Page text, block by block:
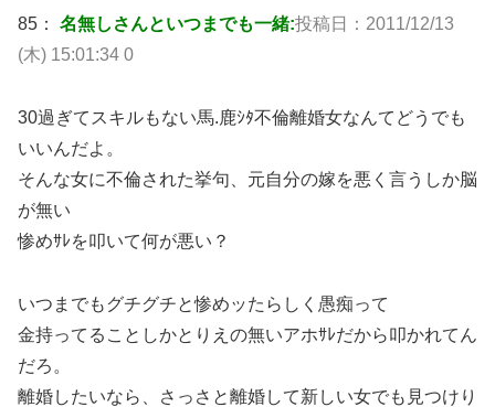
85： 名無しさんといつまでも一緒:投稿日：2011/12/13
(木) 15:01:34 0
30過ぎてスキルもない馬.鹿ｼﾀ不倫離婚女なんてどうでも
いいんだよ。
そんな女に不倫された挙句、元自分の嫁を悪く言うしか脳
が無い
惨めｻﾚを叩いて何が悪い？
いつまでもグチグチと惨めッたらしく愚痴って
金持ってることしかとりえの無いアホｻﾚだから叩かれてん
だろ。
離婚したいなら、さっさと離婚して新しい女でも見つけり